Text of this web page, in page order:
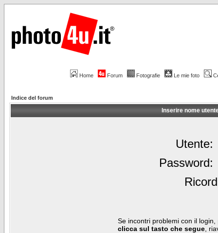
Home Forum Fotografie Le mie foto
Indice del forum
Inserire nome
Utente:
Password:
Se incontri problemi con il
clicca sul tasto che segue ,